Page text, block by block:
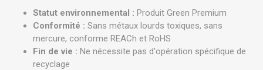
Statut environnemental : Produit Green Premium
Conformité : Sans métaux lourds toxiques, sans
mercure, conforme REACh et RoHS
Fin de vie : Ne nécessite pas d'opération spécifique de
recyclage